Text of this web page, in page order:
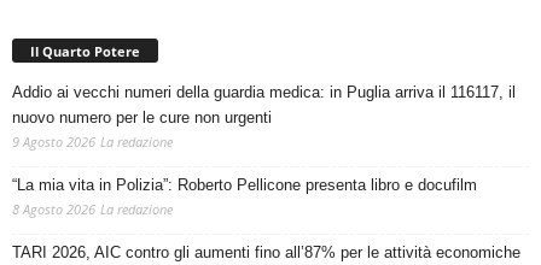
Il Quarto Potere
Addio ai vecchi numeri della guardia medica: in Puglia arriva il 116117, il
nuovo numero per le cure non urgenti
9 Agosto 2026 La redazione
“La mia vita in Polizia”: Roberto Pellicone presenta libro e docufilm
8 Agosto 2026 La redazione
TARI 2026, AIC contro gli aumenti fino all’87% per le attività economiche